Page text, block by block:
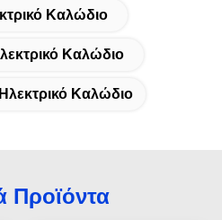
Καλώδιο
Καλώδιο
Καλώδιο
Προϊόντα